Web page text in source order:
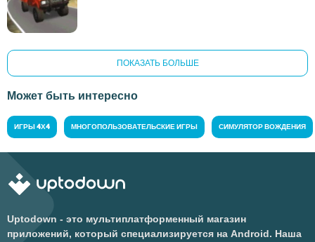
ПОКАЗАТЬ БОЛЬШЕ
Может быть интересно
ИГРЫ 4Х4 МНОГОПОЛЬЗОВАТЕЛЬСКИЕ ИГРЫ СИМУЛЯТОР ВОЖДЕНИЯ
Uptodown - это мультиплатформенный магазин
приложений, который специализируется на Android. Наша